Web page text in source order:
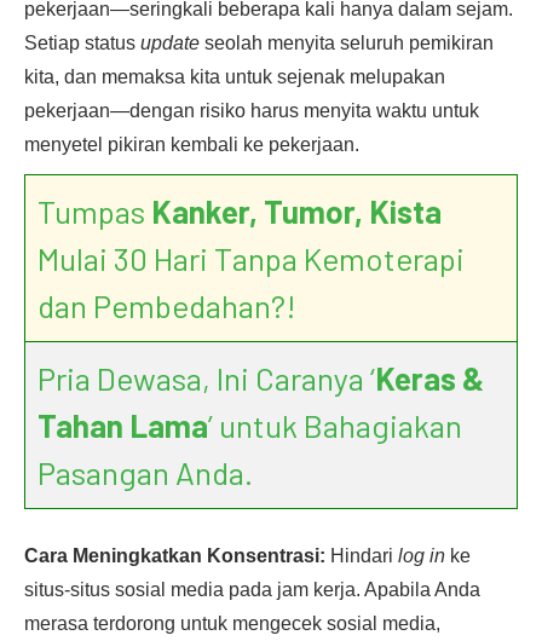
pekerjaan—seringkali beberapa kali hanya dalam sejam.
Setiap status update seolah menyita seluruh pemikiran
kita, dan memaksa kita untuk sejenak melupakan
pekerjaan—dengan risiko harus menyita waktu untuk
menyetel pikiran kembali ke pekerjaan.
Tumpas Kanker, Tumor, Kista
Mulai 30 Hari Tanpa Kemoterapi
dan Pembedahan?!
Pria Dewasa, Ini Caranya ‘Keras &
Tahan Lama’ untuk Bahagiakan
Pasangan Anda.
Cara Meningkatkan Konsentrasi: Hindari log in ke
situs-situs sosial media pada jam kerja. Apabila Anda
merasa terdorong untuk mengecek sosial media,